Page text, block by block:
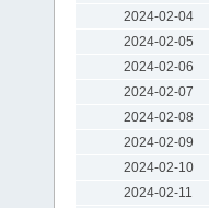
2024-02-04
2024-02-05
2024-02-06
2024-02-07
2024-02-08
2024-02-09
2024-02-10
2024-02-11